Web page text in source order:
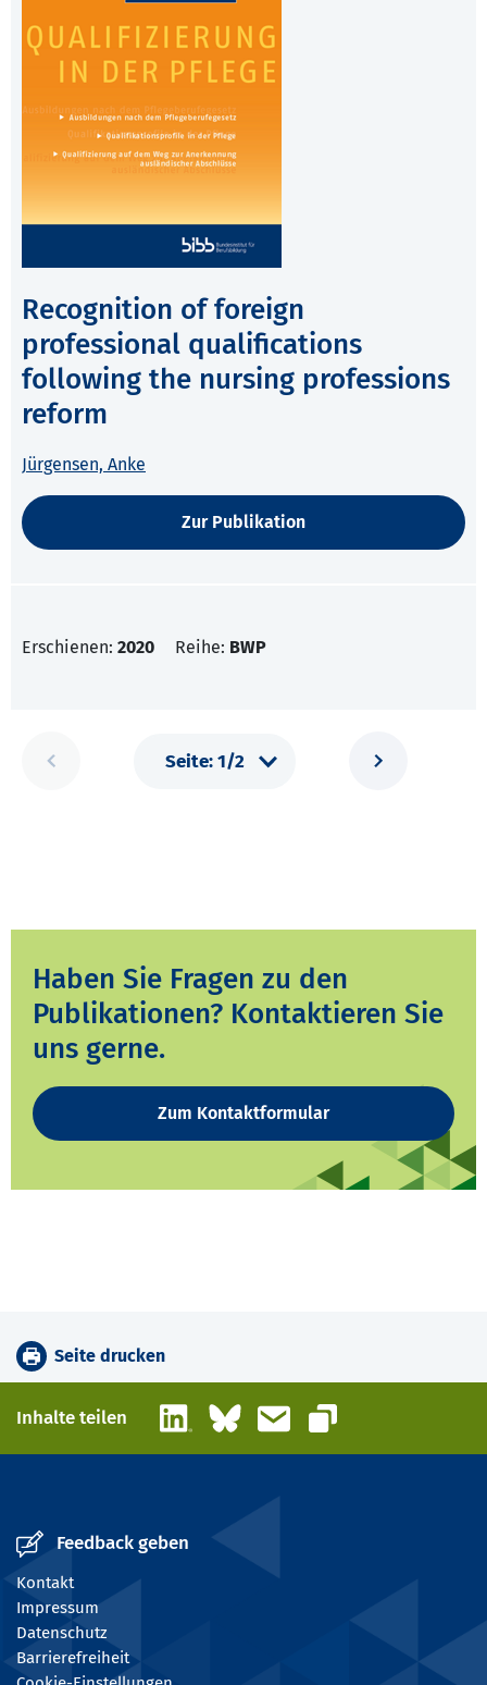
Recognition of foreign
professional qualifications
following the nursing professions
reform
Jürgensen, Anke
Zur Publikation
Erschienen: 2020 Reihe: BWP
Haben Sie Fragen zu den
Publikationen? Kontaktieren Sie
uns gerne.
Zum Kontaktformular
Seite drucken
Inhalte teilen LinkedInBlueskyE-Mail
Link kopieren
Feedback geben
Kontakt
Impressum
Datenschutz
Barrierefreiheit